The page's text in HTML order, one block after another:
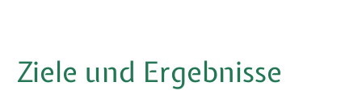
Ziele und Ergebnisse